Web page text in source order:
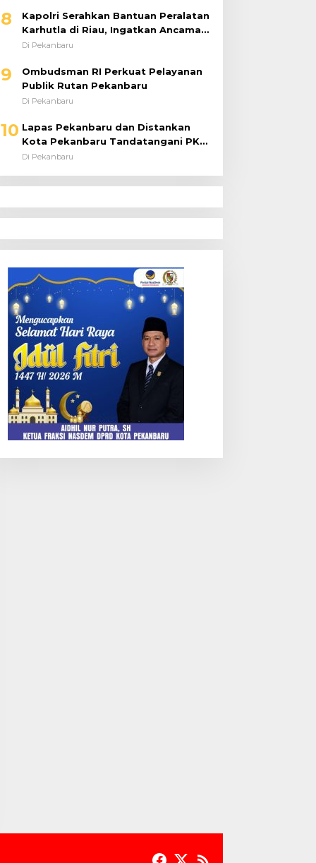
8
Kapolri Serahkan Bantuan Peralatan
Karhutla di Riau, Ingatkan Ancaman
El Niño dan Prioritaskan
Di Pekanbaru
9
Ombudsman RI Perkuat Pelayanan
Publik Rutan Pekanbaru
Di Pekanbaru
10 Lapas Pekanbaru dan Distankan
Kota Pekanbaru Tandatangani PKS,
Warga Binaan Dibekali Keterampilan
Di Pekanbaru